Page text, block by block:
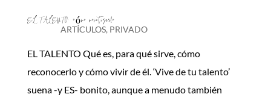
EL TALENTO: cómo monetizarlo
ARTÍCULOS, PRIVADO
EL TALENTO Qué es, para qué sirve, cómo
reconocerlo y cómo vivir de él. ‘Vive de tu talento’
suena -y ES- bonito, aunque a menudo también